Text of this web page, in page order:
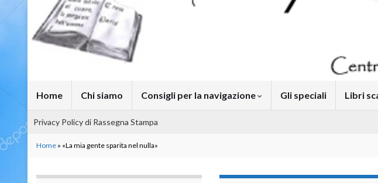
Home Chi siamo Consigli per la navigazione Gli speciali Libri
Privacy Policy di Rassegna Stampa
Home » «La mia gente sparita nel nulla»